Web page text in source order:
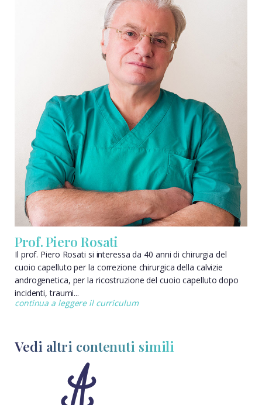
Prof. Piero Rosati
Il prof. Piero Rosati si interessa da 40 anni di chirurgia del
cuoio capelluto per la correzione chirurgica della calvizie
androgenetica, per la ricostruzione del cuoio capelluto dopo
incidenti, traumi...
continua a leggere il curriculum
Vedi altri contenuti simili